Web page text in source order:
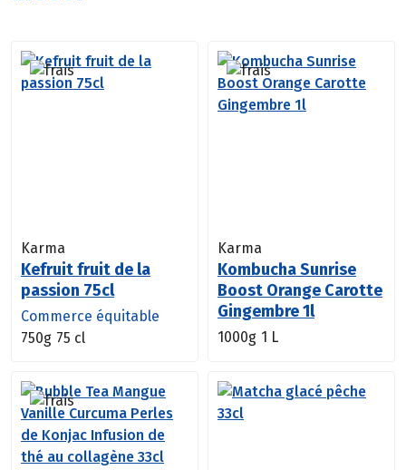
Karma
Kefruit fruit de la
passion 75cl
Commerce équitable
750g 75 cl
Karma
Kombucha Sunrise
Boost Orange Carotte
Gingembre 1l
1000g 1 L